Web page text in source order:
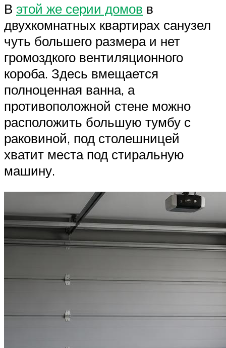
В этой же серии домов в
двухкомнатных квартирах санузел
чуть большего размера и нет
громоздкого вентиляционного
короба. Здесь вмещается
полноценная ванна, а
противоположной стене можно
расположить большую тумбу с
раковиной, под столешницей
хватит места под стиральную
машину.